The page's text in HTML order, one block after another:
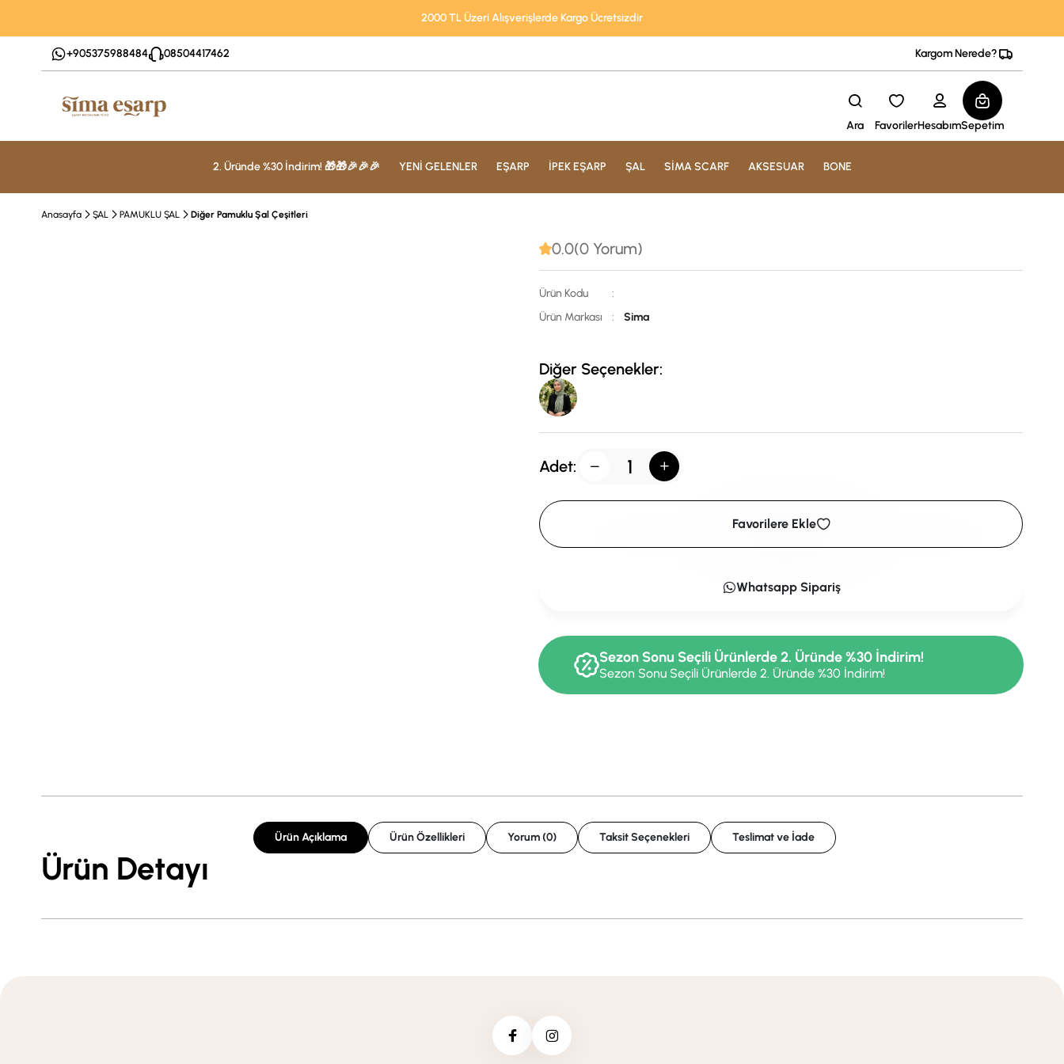
2000 TL Üzeri Alışverişlerde Kargo Ücretsizdir
+905375988484 08504417462 Kargom Nerede?
Ara FavorilerHesabımSepetim
2. Üründe %30 İndirim! 🎁🎁🎉🎉🎉 YENİ GELENLER EŞARP İPEK EŞARP ŞAL SİMA SCARF AKSESUAR BONE
Anasayfa ŞAL PAMUKLU ŞAL Diğer Pamuklu Şal Çeşitleri
0.0(0 Yorum)
Ürün Kodu
:
Ürün Markası
: Sima
Diğer Seçenekler:
Adet:
Favorilere Ekle
Whatsapp Sipariş
Sezon Sonu Seçili Ürünlerde 2. Üründe %30 İndirim!
Sezon Sonu Seçili Ürünlerde 2. Üründe %30 İndirim!
Ürün Açıklama Ürün Özellikleri Yorum (0) Taksit Seçenekleri Teslimat ve İade
Ürün Detayı